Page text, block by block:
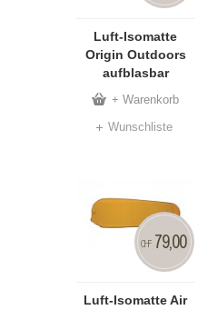
Luft-Isomatte
Origin Outdoors
aufblasbar
+ Warenkorb
Wunschliste
Luft-Isomatte Air
CHF 79,00